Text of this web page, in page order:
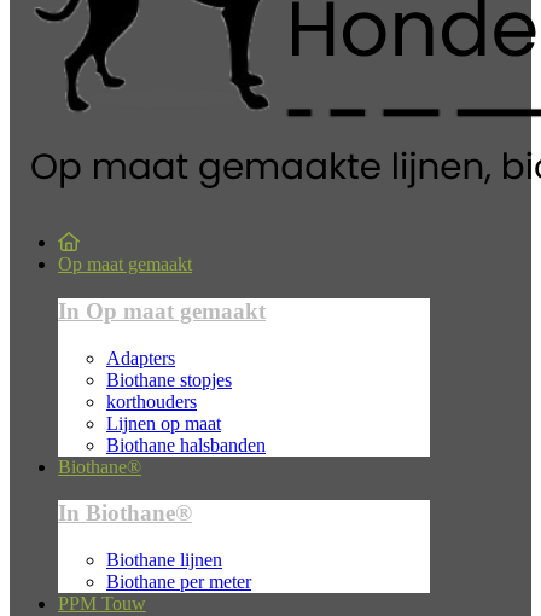
Op maat gemaakt
In Op maat gemaakt
Adapters
Biothane stopjes
korthouders
Lijnen op maat
Biothane halsbanden
Biothane®
In Biothane®
Biothane lijnen
Biothane per meter
PPM Touw